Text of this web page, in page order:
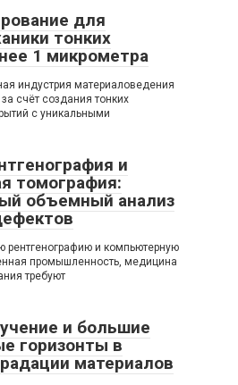
для
тонких
1 микрометра
индустрия материаловедения
счёт создания тонких
с уникальными
и
томография:
объемный анализ
рентгенографию и компьютерную
промышленность, медицина
требуют
и большие
горизонты в
материалов